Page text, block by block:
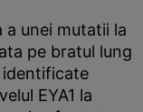
a unei mutatii la
pe bratul lung
identificate
EYA1 la